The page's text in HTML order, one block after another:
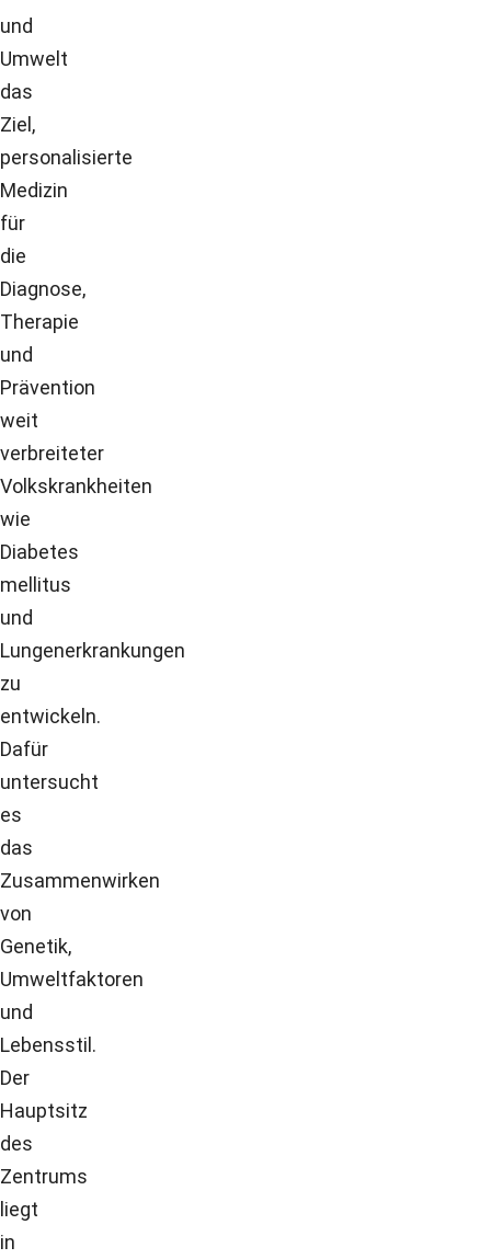
und
Umwelt
das
Ziel,
personalisierte
Medizin
für
die
Diagnose,
Therapie
und
Prävention
weit
verbreiteter
Volkskrankheiten
wie
Diabetes
mellitus
und
Lungenerkrankungen
zu
entwickeln.
Dafür
untersucht
es
das
Zusammenwirken
von
Genetik,
Umweltfaktoren
und
Lebensstil.
Der
Hauptsitz
des
Zentrums
liegt
in